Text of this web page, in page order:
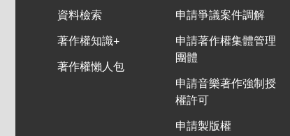
資料檢索
著作權知識+
著作權懶人包
申請爭議案件調解
申請著作權集體管理
團體
申請音樂著作強制授
權許可
申請製版權